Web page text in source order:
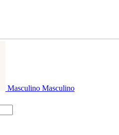
Masculino Masculino